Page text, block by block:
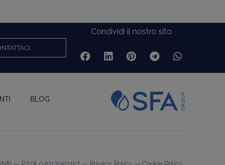
Condividi il nostro sito
BLOG